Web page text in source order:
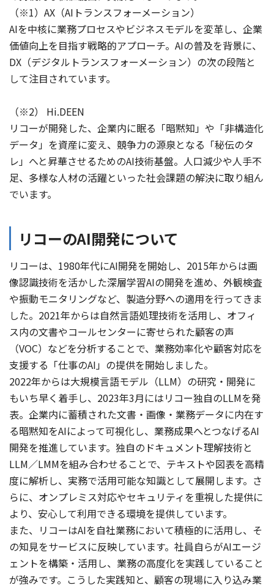
（※1）AX（AIトランスフォーメーション）
AIを中核に業務プロセスやビジネスモデルを変革し、企業
価値向上を目指す戦略的アプローチ。AIの普及を背景に、
DX（デジタルトランスフォーメーション）の次の段階と
して注目されています。
（※2） Hi.DEEN
リコーが開発した、企業内に眠る「暗黙知」や「非構造化
データ」を資産に変え、競争力の源泉となる「秘伝のタ
レ」へと昇華させるためのAI技術基盤。人口減少や人手不
足、多様な人材の活躍といった社会課題の解決に取り組ん
でいます。
リコーのAI開発について
リコーは、1980年代にAI開発を開始し、2015年からは画
像認識技術を活かした深層学習AIの開発を進め、外観検査
や振動モニタリングなど、製造分野への適用を行ってきま
した。2021年からは自然言語処理技術を活用し、オフィ
ス内の文書やコールセンターに寄せられた顧客の声
（VOC）などを分析することで、業務効率化や顧客対応を
支援する「仕事のAI」の提供を開始しました。
2022年からは大規模言語モデル（LLM）の研究・開発に
もいち早く着手し、2023年3月にはリコー独自のLLMを発
表。企業内に蓄積された文書・画像・業務データに内在す
る暗黙知をAIによって可視化し、業務成果へとつなげるAI
開発を推進しています。独自のドキュメント理解技術と
LLM／LMMを組み合わせることで、テキストや図表を高精
度に解析し、実務で活用可能な知識として展開します。さ
らに、オンプレミス対応やセキュリティを重視した提供に
より、安心して利用できる環境を提供しています。
また、リコーはAIを自社業務において積極的に活用し、そ
の知見をサービスに反映しています。社員自らがAIエージ
ェントを構築・活用し、業務の高度化を実践していること
が強みです。こうした実践知と、顧客の現場に入り込み業